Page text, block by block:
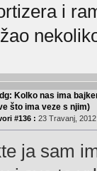
i
Kolko nas ima
što ima veze s njim)
#136 : 23 Travanj,
ja sam